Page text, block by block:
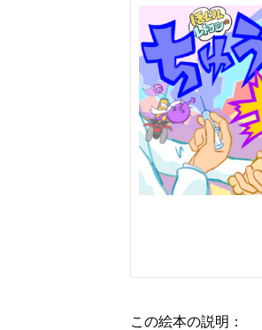
この絵本の説明：